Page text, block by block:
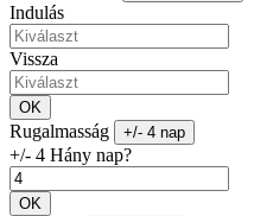
Indulás
Vissza
OK
Rugalmasság +/- 4 nap
+/- 4 Hány nap?
OK